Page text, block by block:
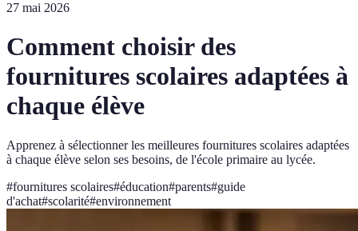
27 mai 2026
Comment choisir des
fournitures scolaires adaptées à
chaque élève
Apprenez à sélectionner les meilleures fournitures scolaires adaptées
à chaque élève selon ses besoins, de l'école primaire au lycée.
#fournitures scolaires#éducation#parents#guide
d'achat#scolarité#environnement